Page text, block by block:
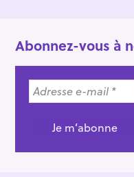
Abonnez-vous à